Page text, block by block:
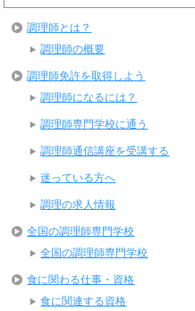
調理師とは？
調理師の概要
調理師免許を取得しよう
調理師になるには？
調理師専門学校に通う
調理師通信講座を受講する
迷っている方へ
調理の求人情報
全国の調理師専門学校
全国の調理師専門学校
食に関わる仕事・資格
食に関連する資格